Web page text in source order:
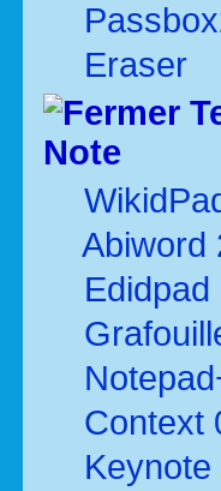
Eraser
Note
Abiword
Edidpad
Context
Keynote